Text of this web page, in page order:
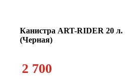
Канистра ART-RIDER 20 л.
(Черная)
2 700